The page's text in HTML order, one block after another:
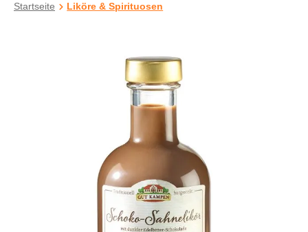
Startseite Liköre & Spirituosen